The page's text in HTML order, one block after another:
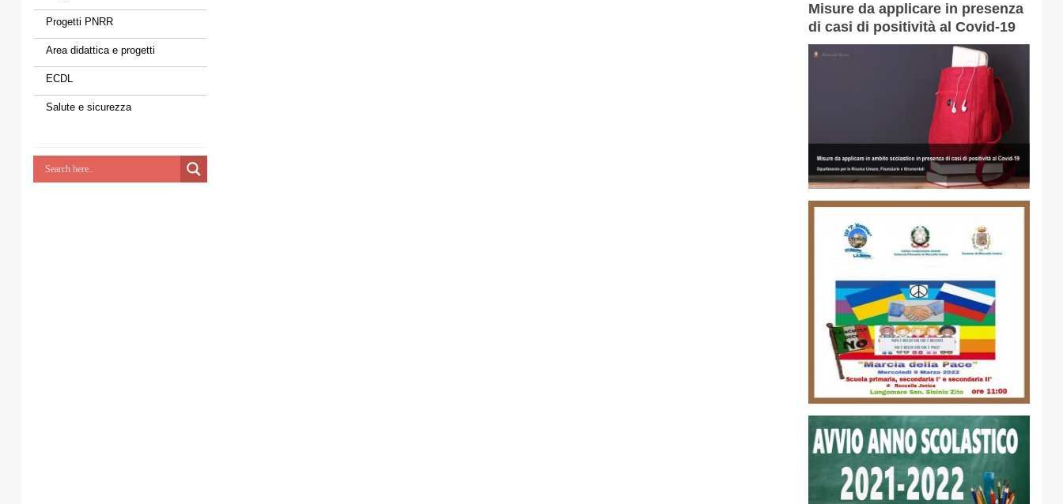
Progetti PNRR
Area didattica e progetti
ECDL
Salute e sicurezza
Misure da applicare in presenza
di casi di positività al Covid-19